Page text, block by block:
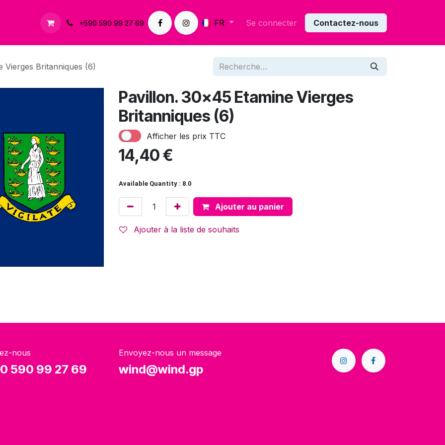
Contactez-nous+590 590 99 27 69 FR Se connecter Contactez-nous
Vierges Britanniques (6)
Pavillon. 30x45 Etamine Vierges
Britanniques (6)
Afficher les prix TTC
14,40€
Available Quantity : 8.0
Ajouter au panier
Ajouter à la liste de souhaits
nous
590 99 27 69
Envoyez-nous un message
wind@wind.gp